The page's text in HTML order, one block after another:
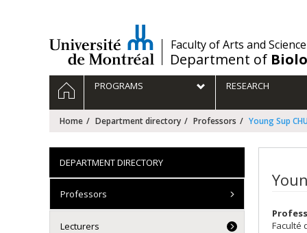
/Faculty of Arts and Science
Department of
Navigation
principale
HOMEPROGRAMS RESEARCH
Home Department directory Professors Young Sup
Faculté
DEPARTMENT DIRECTORY
Professors
Lecturers